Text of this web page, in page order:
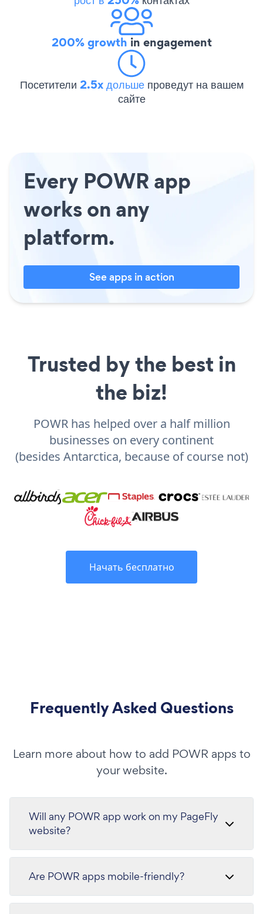
200% growth in engagement
Посетители 2.5x дольше проведут на вашем
сайте
Every POWR app
works on any
platform.
See apps in action
Trusted by the best in
the biz!
POWR has helped over a half million
businesses on every continent
(besides Antarctica, because of course not)
Начать бесплатно
Frequently Asked Questions
Learn more about how to add POWR apps to
your website.
Will any POWR app work on my PageFly
website?
Are POWR apps mobile-friendly?